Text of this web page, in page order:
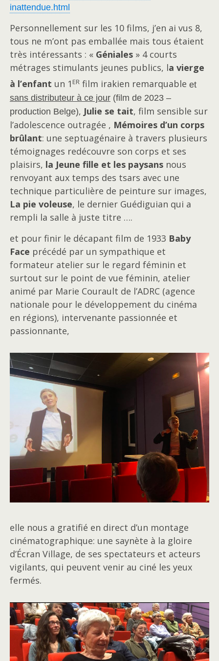
inattendue.html
Personnellement sur les 10 films, j’en ai vus 8,
tous ne m’ont pas emballée mais tous étaient
très intéressants : « Géniales » 4 courts
métrages stimulants jeunes publics, la vierge
à l’enfant un 1er film irakien remarquable et
sans distributeur à ce jour (film de 2023 –
production Belge), Julie se tait, film sensible sur
l’adolescence outragée , Mémoires d’un corps
brûlant: une septuagénaire à travers plusieurs
témoignages redécouvre son corps et ses
plaisirs, la Jeune fille et les paysans nous
renvoyant aux temps des tsars avec une
technique particulière de peinture sur images,
La pie voleuse, le dernier Guédiguian qui a
rempli la salle à juste titre ….
et pour finir le décapant film de 1933 Baby
Face précédé par un sympathique et
formateur atelier sur le regard féminin et
surtout sur le point de vue féminin, atelier
animé par Marie Courault de l’ADRC (agence
nationale pour le développement du cinéma
en régions), intervenante passionnée et
passionnante,
elle nous a gratifié en direct d’un montage
cinématographique: une saynète à la gloire
d’Écran Village, de ses spectateurs et acteurs
vigilants, qui peuvent venir au ciné les yeux
fermés.